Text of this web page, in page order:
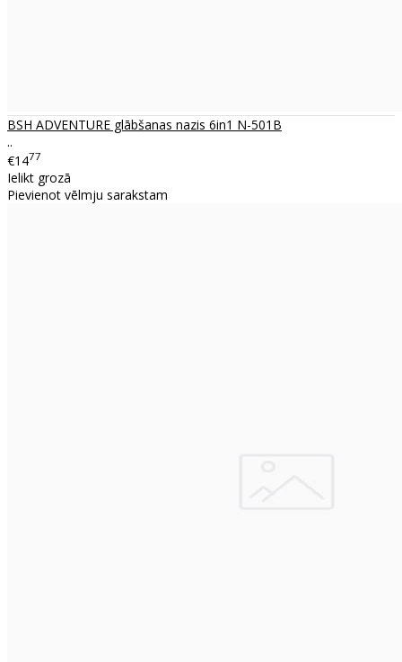
BSH ADVENTURE glābšanas nazis 6in1 N-501B
..
€1477
Ielikt grozā
Pievienot vēlmju sarakstam